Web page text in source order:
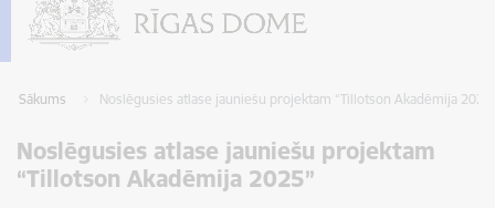
Sākums Noslēgusies atlase jauniešu projektam “Tillotson Akadēmija
Noslēgusies atlase jauniešu projektam
“Tillotson Akadēmija 2025”